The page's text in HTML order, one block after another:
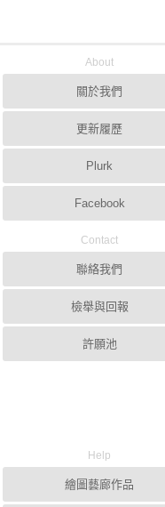
About
關於我們
更新履歷
Plurk
Facebook
Contact
聯絡我們
檢舉與回報
許願池
Help
繪圖藝廊作品